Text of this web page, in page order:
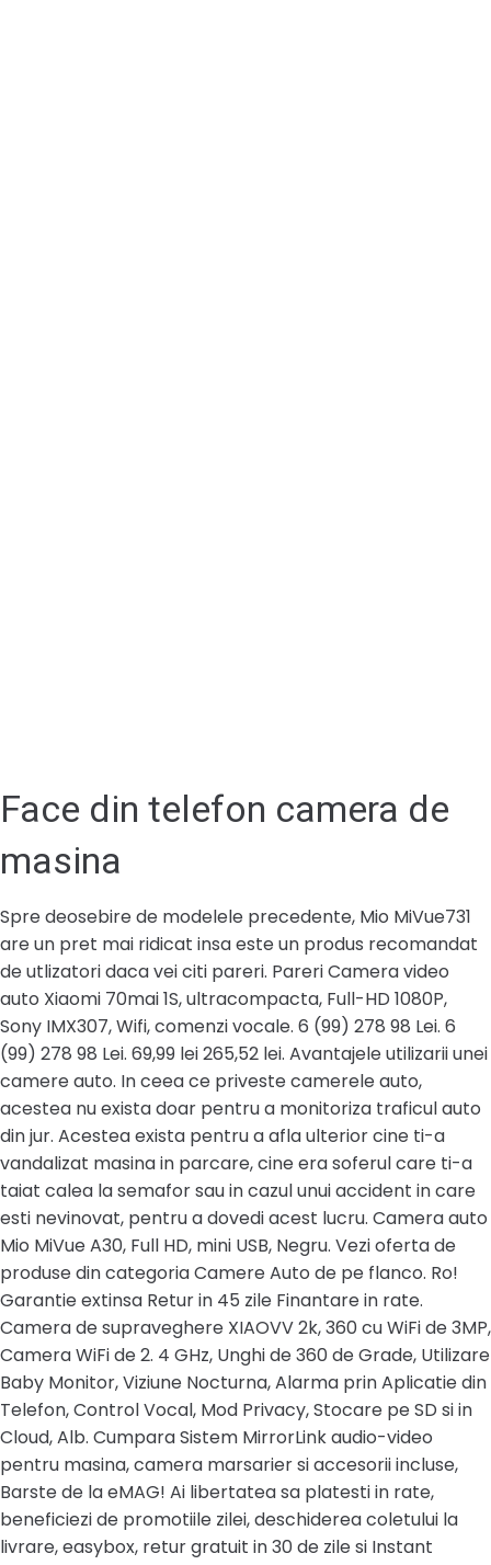
Face din telefon camera de
masina
Spre deosebire de modelele precedente, Mio MiVue731
are un pret mai ridicat insa este un produs recomandat
de utlizatori daca vei citi pareri. Pareri Camera video
auto Xiaomi 70mai 1S, ultracompacta, Full-HD 1080P,
Sony IMX307, Wifi, comenzi vocale. 6 (99) 278 98 Lei. 6
(99) 278 98 Lei. 69,99 lei 265,52 lei. Avantajele utilizarii unei
camere auto. In ceea ce priveste camerele auto,
acestea nu exista doar pentru a monitoriza traficul auto
din jur. Acestea exista pentru a afla ulterior cine ti-a
vandalizat masina in parcare, cine era soferul care ti-a
taiat calea la semafor sau in cazul unui accident in care
esti nevinovat, pentru a dovedi acest lucru. Camera auto
Mio MiVue A30, Full HD, mini USB, Negru. Vezi oferta de
produse din categoria Camere Auto de pe flanco. Ro!
Garantie extinsa Retur in 45 zile Finantare in rate.
Camera de supraveghere XIAOVV 2k, 360 cu WiFi de 3MP,
Camera WiFi de 2. 4 GHz, Unghi de 360 de Grade, Utilizare
Baby Monitor, Viziune Nocturna, Alarma prin Aplicatie din
Telefon, Control Vocal, Mod Privacy, Stocare pe SD si in
Cloud, Alb. Cumpara Sistem MirrorLink audio-video
pentru masina, camera marsarier si accesorii incluse,
Barste de la eMAG! Ai libertatea sa platesti in rate,
beneficiezi de promotiile zilei, deschiderea coletului la
livrare, easybox, retur gratuit in 30 de zile si Instant